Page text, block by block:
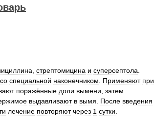
стрептомицина и суперсептола
со специальной наконечником Применяют при
поражённые доли вымени затем
выдавливают в вымя После введения
лечение повторяют через 1 сутки